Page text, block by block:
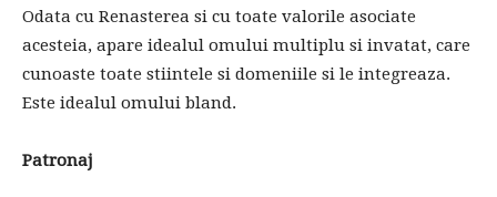
Odata cu Renasterea si cu toate valorile asociate
acesteia, apare idealul omului multiplu si invatat, care
cunoaste toate stiintele si domeniile si le integreaza.
Este idealul omului bland.
Patronaj